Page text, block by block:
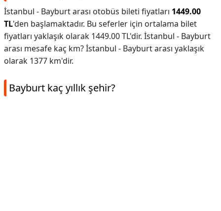
İstanbul - Bayburt arası otobüs bileti fiyatları 1449.00
TL'den başlamaktadır. Bu seferler için ortalama bilet
fiyatları yaklaşık olarak 1449.00 TL'dir. İstanbul - Bayburt
arası mesafe kaç km? İstanbul - Bayburt arası yaklaşık
olarak 1377 km'dir.
Bayburt kaç yıllık şehir?